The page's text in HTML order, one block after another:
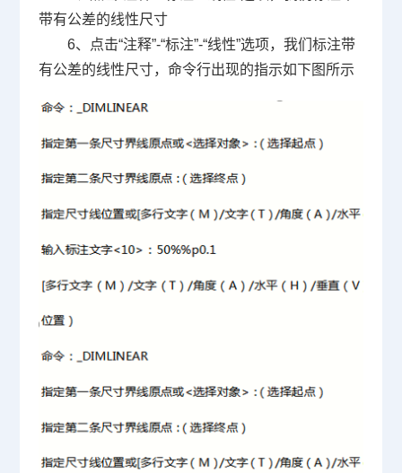
带有公差的线性尺寸
6、点击“注释”-“标注”-“线性”选项，我们标注带
有公差的线性尺寸，命令行出现的指示如下图所示